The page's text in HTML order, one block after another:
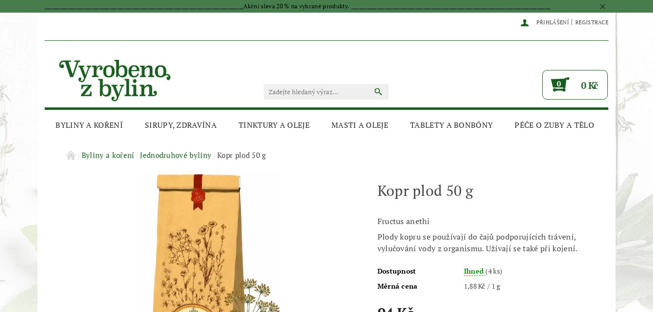
_____________________________________________________________________________Akční sleva 20 % na vybrané produkty. _____________________________________________________________________________
PŘIHLÁŠENÍ | REGISTRACE
0 0 Kč
BYLINY A KOŘENÍ SIRUPY, ZDRAVÍNA TINKTURY A OLEJE MASTI A OLEJE TABLETY A BONBÓNY PÉČE O ZUBY A TĚLO
AKČNÍ SLEVAByliny a koření Jednodruhové byliny Kopr plod 50 g
Kopr plod 50 g
Fructus anethi
Plody kopru se používají do čajů podporujících trávení,
vylučování vody z organismu. Užívají se také při kojení.
Dostupnost Ihned(4 ks)
Měrná cena
1,88 Kč / 1 g